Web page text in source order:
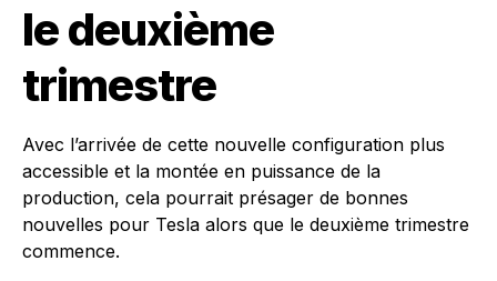
le deuxième
trimestre
Avec l’arrivée de cette nouvelle configuration plus
accessible et la montée en puissance de la
production, cela pourrait présager de bonnes
nouvelles pour Tesla alors que le deuxième trimestre
commence.